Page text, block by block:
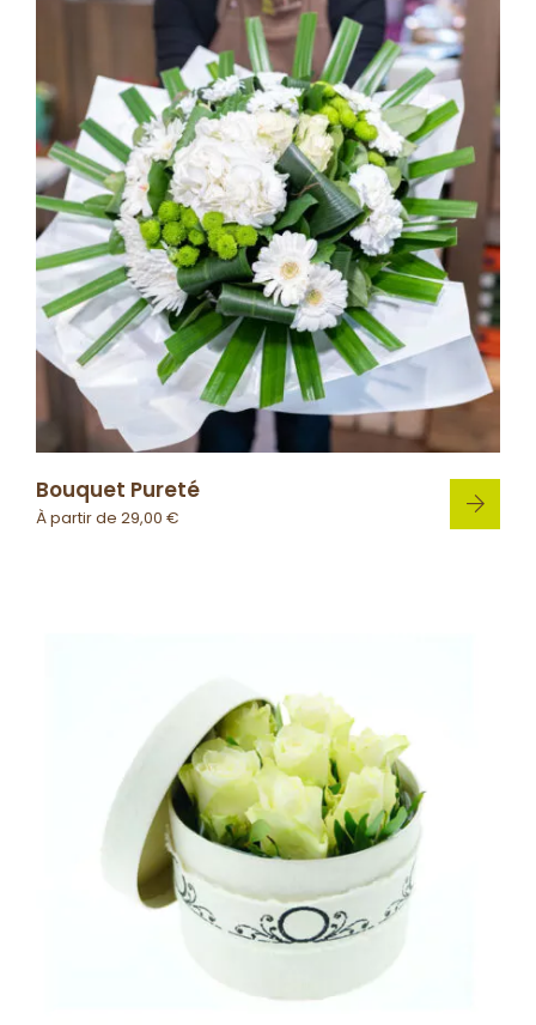
Bouquet Pureté
À partir de 29,00 €